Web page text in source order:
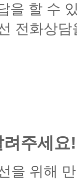
을 할 수
전화상
주세요!
을 위해